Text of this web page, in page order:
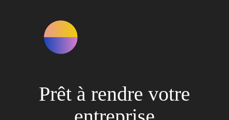
Prêt à rendre votre